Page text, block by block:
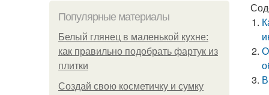
Популярные материалы
Белый глянец в маленькой кухне:
как правильно подобрать фартук из
плитки
Создай свою косметичку и сумку